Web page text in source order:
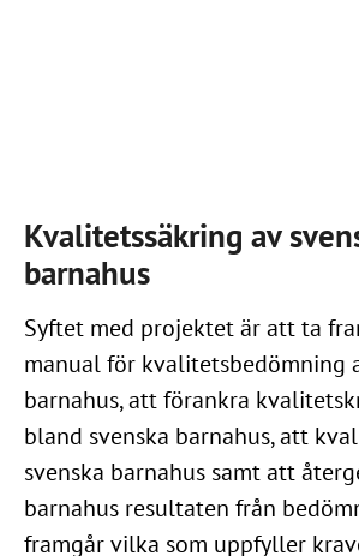
Kvalitetssäkring av
barnahus
Syftet med projektet är att ta
manual för kvalitetsbedömning
barnahus, att förankra
bland svenska barnahus, att
svenska barnahus samt att
barnahus resultaten från
framgår vilka som uppfyller